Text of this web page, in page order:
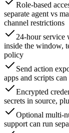
Role-based
separate agent vs
channel restrictions
24-hour service
inside the window,
policy
Send action
apps and scripts
Encrypted
secrets in source,
Optional multi-
support can run